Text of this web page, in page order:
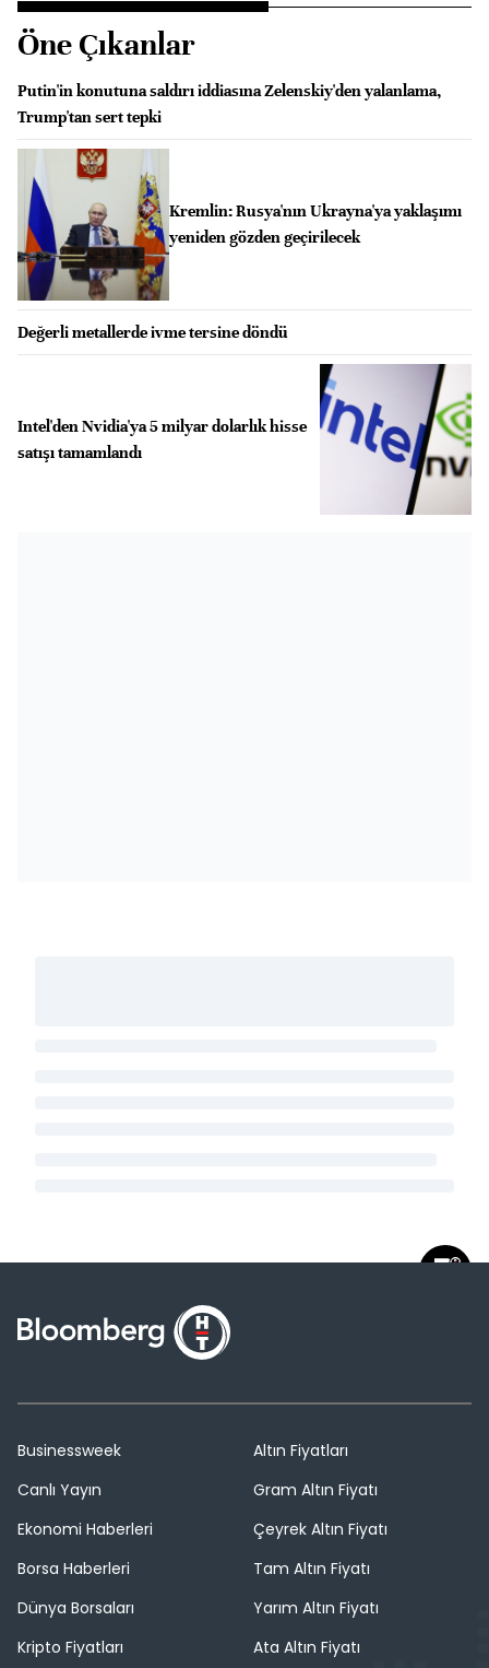
Öne Çıkanlar
Putin'in konutuna saldırı iddiasına Zelenskiy'den yalanlama,
Trump'tan sert tepki
Kremlin: Rusya'nın Ukrayna'ya yaklaşımı
yeniden gözden geçirilecek
Değerli metallerde ivme tersine döndü
Intel'den Nvidia'ya 5 milyar dolarlık hisse
satışı tamamlandı
Businessweek
Canlı Yayın
Ekonomi Haberleri
Borsa Haberleri
Dünya Borsaları
Kripto Fiyatları
Altın Fiyatları
Gram Altın Fiyatı
Çeyrek Altın Fiyatı
Tam Altın Fiyatı
Yarım Altın Fiyatı
Ata Altın Fiyatı